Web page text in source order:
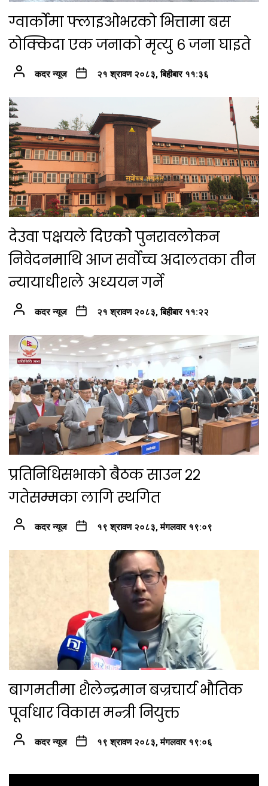
ग्वार्कोमा फ्लाइओभरको भित्तामा बस
ठोक्किदा एक जनाको मृत्यु ६ जना घाइते
कदर न्यूज २१ श्रावण २०८३, बिहीबार ११:३६
देउवा पक्षयले दिएकोे पुनरावलोकन
निवेदनमाथि आज सर्वोच्च अदालतका तीन
न्यायाधीशले अध्ययन गर्ने
कदर न्यूज २१ श्रावण २०८३, बिहीबार ११:२२
प्रतिनिधिसभाको बैठक साउन २२
गतेसम्मका लागि स्थगित
कदर न्यूज १९ श्रावण २०८३, मंगलवार १९:०९
बागमतीमा शैलेन्द्रमान बज्रचार्य भौतिक
पूर्वाधार विकास मन्त्री नियुक्त
कदर न्यूज १९ श्रावण २०८३, मंगलवार १९:०६